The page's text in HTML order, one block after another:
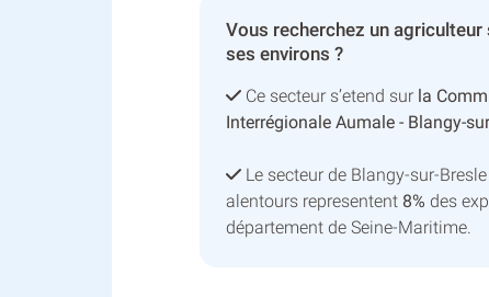
Vous recherchez un
ses environs ?
Ce secteur s’etend sur la
Interrégionale Aumale - Blangy-
Le secteur de Blangy-sur-
alentours representent 8% des
département de Seine-Maritime.